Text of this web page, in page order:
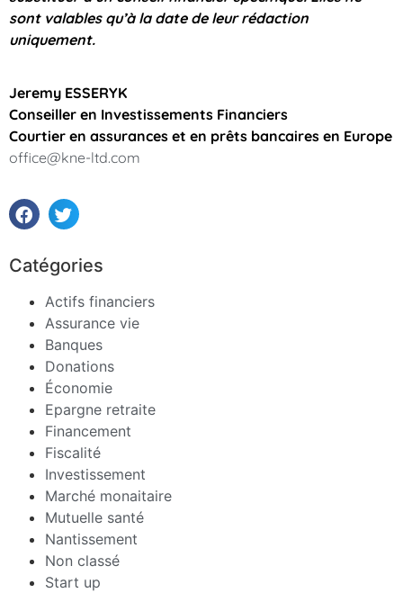
sont valables qu’à la date de leur rédaction
uniquement.
Jeremy ESSERYK
Conseiller en Investissements Financiers
Courtier en assurances et en prêts bancaires en Europe
office@kne-ltd.com
Catégories
Actifs financiers
Assurance vie
Banques
Donations
Économie
Epargne retraite
Financement
Fiscalité
Investissement
Marché monaitaire
Mutuelle santé
Nantissement
Non classé
Start up